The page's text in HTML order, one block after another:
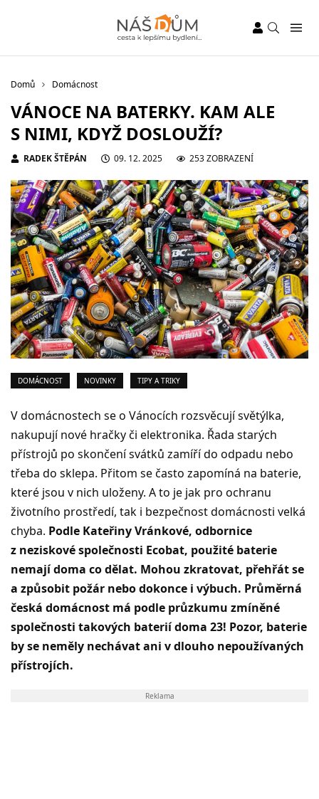
Domů Domácnost
VÁNOCE NA BATERKY. KAM ALE
S NIMI, KDYŽ DOSLOUŽÍ?
RADEK ŠTĚPÁN 09. 12. 2025 253 ZOBRAZENÍ
DOMÁCNOST NOVINKY TIPY A TRIKY
V domácnostech se o Vánocích rozsvěcují světýlka,
nakupují nové hračky či elektronika. Řada starých
přístrojů po skončení svátků zamíří do odpadu nebo
třeba do sklepa. Přitom se často zapomíná na baterie,
které jsou v nich uloženy. A to je jak pro ochranu
životního prostředí, tak i bezpečnost domácnosti velká
chyba. Podle Kateřiny Vránkové, odbornice
z neziskové společnosti Ecobat, použité baterie
nemají doma co dělat. Mohou zkratovat, přehřát se
a způsobit požár nebo dokonce i výbuch. Průměrná
česká domácnost má podle průzkumu zmíněné
společnosti takových baterií doma 23! Pozor, baterie
by se neměly nechávat ani v dlouho nepoužívaných
přístrojích.
Reklama